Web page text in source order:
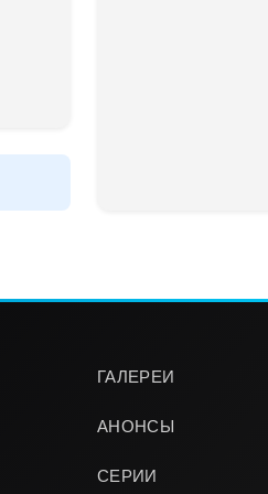
ГАЛЕРЕИ
АНОНСЫ
СЕРИИ